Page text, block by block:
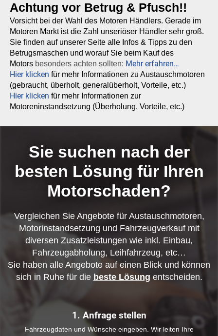
Achtung vor Betrug & Pfusch!!
Vorsicht bei der Wahl des Motoren Händlers. Gerade im
Motoren Markt ist die Zahl unseriöser Händler sehr groß.
Sie finden auf unserer Seite alle Infos & Tipps zu den
Betrugsmaschen und worauf Sie beim Kauf des
Motors besonders achten sollten: Mehr erfahren…
Hier klicken für mehr Informationen zu Austauschmotoren
(gebraucht, überholt, generalüberholt, Vorteile, etc.)
Hier klicken für mehr Informationen zur
Motoreninstandsetzung (Überholung, Vorteile, etc.)
Sie suchen nach der
besten Lösung für Ihren
Motorschaden?
Vergleichen Sie Angebote für Austauschmotoren,
Motorinstandsetzung und Fahrzeugverkauf mit
diversen Zusatzleistungen wie inkl. Einbau,
Fahrzeugabholung, Leihfahrzeug, etc…
Sie haben alle Angebote auf einen Blick und können
sich in Ruhe für die beste Lösung entscheiden.
1. Anfrage stellen
Fahrzeugdaten und Wünsche eingeben. Wir leiten Ihre